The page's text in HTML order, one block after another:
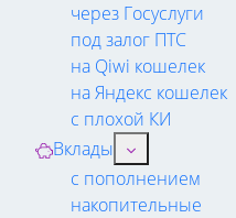
через Госуслуги
под залог ПТС
на Qiwi кошелек
на Яндекс кошелек
с плохой КИ
Вклады
с пополнением
накопительные